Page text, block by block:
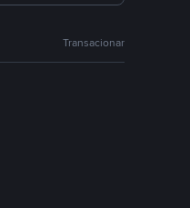
Transacionar